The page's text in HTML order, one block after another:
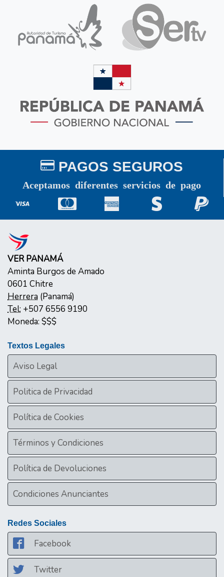
PAGOS SEGUROS
Aceptamos diferentes servicios de pago
VER PANAMÁ
Aminta Burgos de Amado
0601 Chitre
Herrera (Panamá)
Tel: +507 6556 9190
Moneda: $$$
Textos Legales
Aviso Legal
Politica de Privacidad
Política de Cookies
Términos y Condiciones
Política de Devoluciones
Condiciones Anunciantes
Redes Sociales
Facebook
Twitter